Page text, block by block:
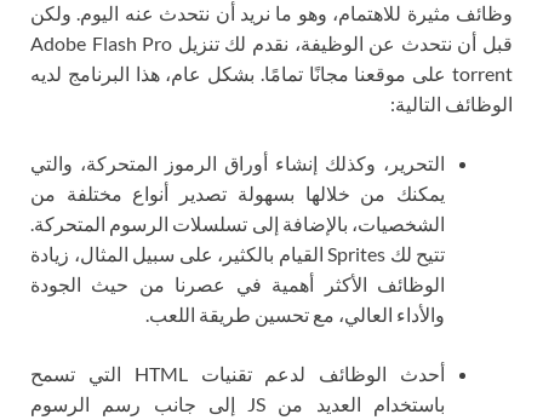
مثيرة للاهتمام، وهو ما نريد أن نتحدث عنه اليوم. ولكن
قبل أن نتحدث عن الوظيفة، نقدم لك تنزيل Adobe Flash Pro
torrent على موقعنا مجانًا تمامًا. بشكل عام، هذا البرنامج لديه
التالية:
التحرير، وكذلك إنشاء أوراق الرموز المتحركة، والتي
يمكنك من خلالها بسهولة تصدير أنواع مختلفة من
الشخصيات، بالإضافة إلى تسلسلات الرسوم المتحركة.
تتيح لك Sprites القيام بالكثير، على سبيل المثال، زيادة
الوظائف الأكثر أهمية في عصرنا من حيث الجودة
والأداء العالي، مع تحسين طريقة اللعب.
أحدث الوظائف لدعم تقنيات HTML التي تسمح
باستخدام العديد من JS إلى جانب رسم الرسوم